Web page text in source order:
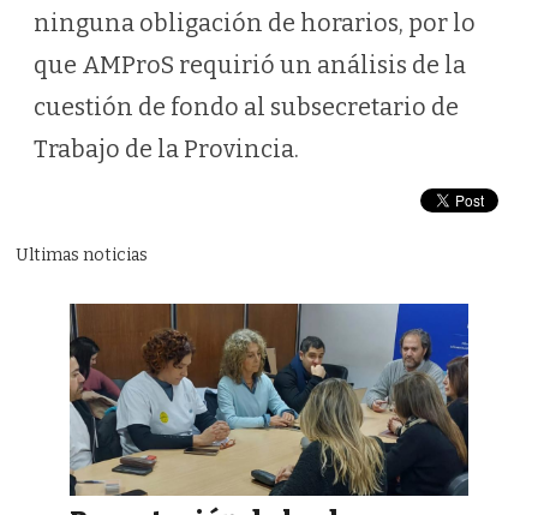
ninguna obligación de horarios, por lo
que AMProS requirió un análisis de la
cuestión de fondo al subsecretario de
Trabajo de la Provincia.
Ultimas noticias